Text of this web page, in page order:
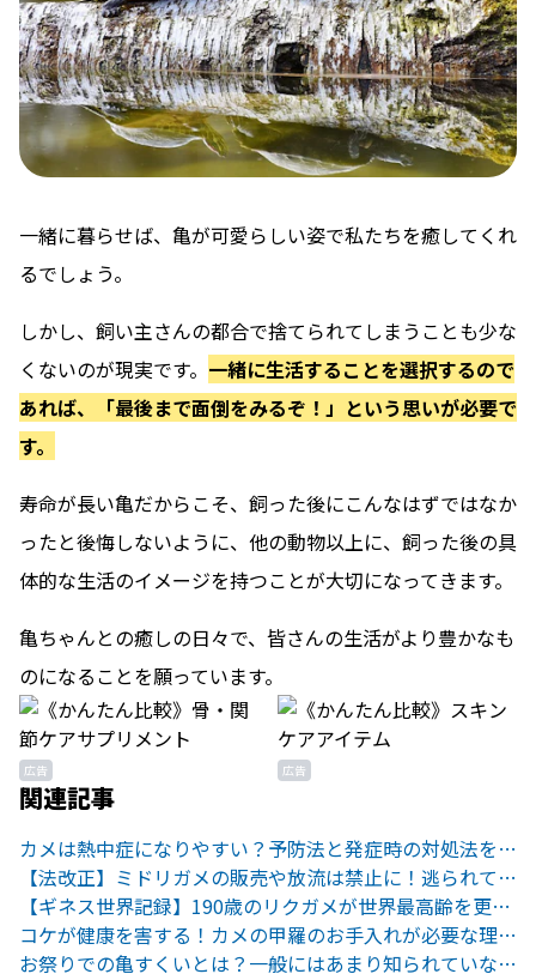
一緒に暮らせば、亀が可愛らしい姿で私たちを癒してくれ
るでしょう。
しかし、飼い主さんの都合で捨てられてしまうことも少な
くないのが現実です。 一緒に生活することを選択するので
あれば、「最後まで面倒をみるぞ！」という思いが必要で
す。
寿命が長い亀だからこそ、飼った後にこんなはずではなか
ったと後悔しないように、他の動物以上に、飼った後の具
体的な生活のイメージを持つことが大切になってきます。
亀ちゃんとの癒しの日々で、皆さんの生活がより豊かなも
のになることを願っています。
広告 広告
関連記事
カメは熱中症になりやすい？予防法と発症時の対処法を知っておこう
【法改正】ミドリガメの販売や放流は禁止に！逃られて違法になることも
【ギネス世界記録】190歳のリクガメが世界最高齢を更新！
コケが健康を害する！カメの甲羅のお手入れが必要な理由とやり方
お祭りでの亀すくいとは？一般にはあまり知られていない実態と問題点